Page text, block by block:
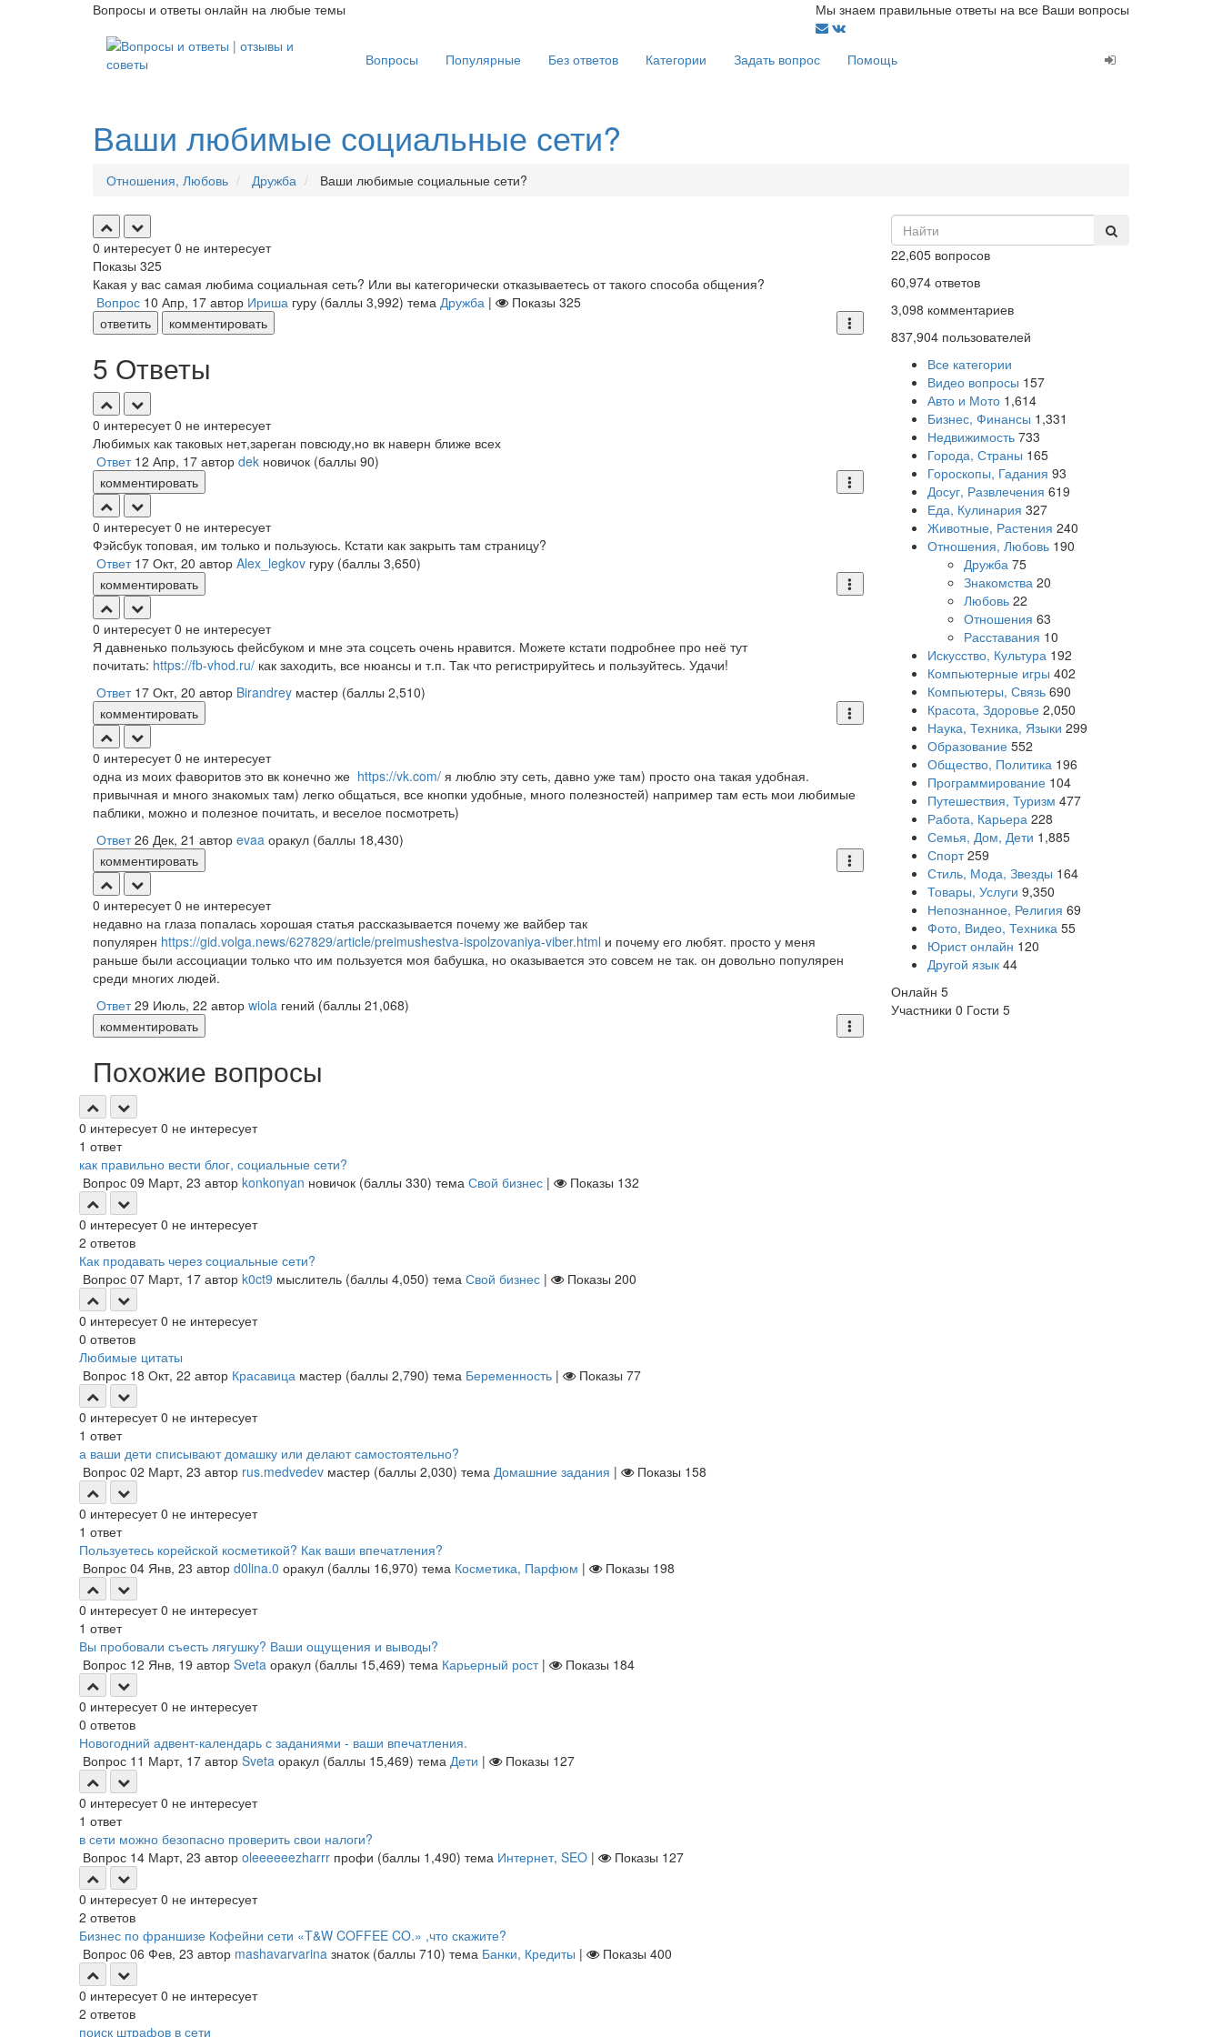
Вопросы и ответы онлайн на любые темы Мы знаем правильные ответы на все Ваши вопросы
Вопросы Популярные Без ответов Категории Задать вопрос Помощь
Ваши любимые социальные сети?
Отношения, Любовь Дружба Ваши любимые социальные сети?
0 интересует 0 не интересует
Показы 325
Какая у вас самая любима социальная сеть? Или вы категорически отказываетесь от такого способа общения?
Вопрос 10 Апр, 17 автор Ириша гуру (баллы 3,992) тема Дружба | Показы 325
ответить
комментировать
5 Ответы
0 интересует 0 не интересует
Любимых как таковых нет,зареган повсюду,но вк наверн ближе всех
Ответ 12 Апр, 17 автор dek новичок (баллы 90)
комментировать
0 интересует 0 не интересует
Фэйсбук топовая, им только и пользуюсь. Кстати как закрыть там страницу?
Ответ 17 Окт, 20 автор Alex_legkov гуру (баллы 3,650)
комментировать
0 интересует 0 не интересует
Я давненько пользуюсь фейсбуком и мне эта соцсеть очень нравится. Можете кстати подробнее про неё тут
почитать: https://fb-vhod.ru/ как заходить, все нюансы и т.п. Так что регистрируйтесь и пользуйтесь. Удачи!
Ответ 17 Окт, 20 автор Birandrey мастер (баллы 2,510)
комментировать
0 интересует 0 не интересует
одна из моих фаворитов это вк конечно же https://vk.com/ я люблю эту сеть, давно уже там) просто она такая удобная.
привычная и много знакомых там) легко общаться, все кнопки удобные, много полезностей) например там есть мои любимые
паблики, можно и полезное почитать, и веселое посмотреть)
Ответ 26 Дек, 21 автор evaa оракул (баллы 18,430)
комментировать
0 интересует 0 не интересует
недавно на глаза попалась хорошая статья рассказывается почему же вайбер так
популярен https://gid.volga.news/627829/article/preimushestva-ispolzovaniya-viber.html и почему его любят. просто у меня
раньше были ассоциации только что им пользуется моя бабушка, но оказывается это совсем не так. он довольно популярен
среди многих людей.
Ответ 29 Июль, 22 автор wiola гений (баллы 21,068)
комментировать
Похожие вопросы
0 интересует 0 не интересует
1 ответ
как правильно вести блог, социальные сети?
Вопрос 09 Март, 23 автор konkonyan новичок (баллы 330) тема Свой бизнес | Показы 132
0 интересует 0 не интересует
2 ответов
Как продавать через социальные сети?
Вопрос 07 Март, 17 автор k0ct9 мыслитель (баллы 4,050) тема Свой бизнес | Показы 200
0 интересует 0 не интересует
0 ответов
Любимые цитаты
Вопрос 18 Окт, 22 автор Красавица мастер (баллы 2,790) тема Беременность | Показы 77
0 интересует 0 не интересует
1 ответ
а ваши дети списывают домашку или делают самостоятельно?
Вопрос 02 Март, 23 автор rus.medvedev мастер (баллы 2,030) тема Домашние задания | Показы 158
0 интересует 0 не интересует
1 ответ
Пользуетесь корейской косметикой? Как ваши впечатления?
Вопрос 04 Янв, 23 автор d0lina.0 оракул (баллы 16,970) тема Косметика, Парфюм | Показы 198
0 интересует 0 не интересует
1 ответ
Вы пробовали съесть лягушку? Ваши ощущения и выводы?
Вопрос 12 Янв, 19 автор Sveta оракул (баллы 15,469) тема Карьерный рост | Показы 184
0 интересует 0 не интересует
0 ответов
Новогодний адвент-календарь с заданиями - ваши впечатления.
Вопрос 11 Март, 17 автор Sveta оракул (баллы 15,469) тема Дети | Показы 127
0 интересует 0 не интересует
1 ответ
в сети можно безопасно проверить свои налоги?
Вопрос 14 Март, 23 автор oleeeeeezharrr профи (баллы 1,490) тема Интернет, SEO | Показы 127
0 интересует 0 не интересует
2 ответов
Бизнес по франшизе Кофейни сети «T&W COFFEE CO.» ,что скажите?
Вопрос 06 Фев, 23 автор mashavarvarina знаток (баллы 710) тема Банки, Кредиты | Показы 400
0 интересует 0 не интересует
2 ответов
поиск штрафов в сети
22,605вопросов
60,974ответов
3,098 комментариев
837,904пользователей
Все категории
Видео вопросы 157
Авто и Мото 1,614
Бизнес, Финансы 1,331
Недвижимость 733
Города, Страны 165
Гороскопы, Гадания 93
Досуг, Развлечения 619
Еда, Кулинария 327
Животные, Растения 240
Отношения, Любовь 190
Дружба 75
Знакомства 20
Любовь 22
Отношения 63
Расставания 10
Искусство, Культура 192
Компьютерные игры 402
Компьютеры, Связь 690
Красота, Здоровье 2,050
Наука, Техника, Языки 299
Образование 552
Общество, Политика 196
Программирование 104
Путешествия, Туризм 477
Работа, Карьера 228
Семья, Дом, Дети 1,885
Спорт 259
Стиль, Мода, Звезды 164
Товары, Услуги 9,350
Непознанное, Религия 69
Фото, Видео, Техника 55
Юрист онлайн 120
Другой язык 44
Онлайн 5
Участники 0 Гости 5